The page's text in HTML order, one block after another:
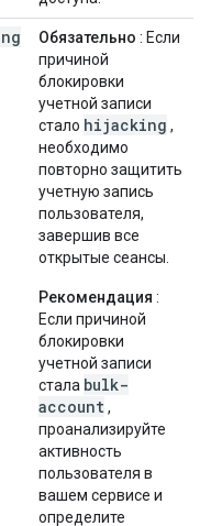
Обязательно : Если
причиной
блокировки
учетной записи
стало hijacking ,
необходимо
повторно защитить
учетную запись
пользователя,
завершив все
открытые сеансы.
Рекомендация :
Если причиной
блокировки
учетной записи
стала bulk-
account,
проанализируйте
активность
пользователя в
вашем сервисе и
определите